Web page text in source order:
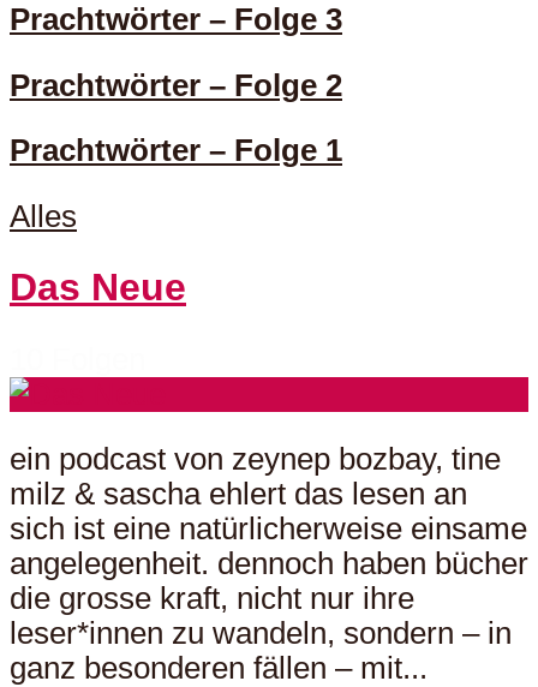
Prachtwörter – Folge 3
Prachtwörter – Folge 2
Prachtwörter – Folge 1
Alles
Das Neue
ein podcast von zeynep bozbay, tine
milz & sascha ehlert das lesen an
sich ist eine natürlicherweise einsame
angelegenheit. dennoch haben bücher
die grosse kraft, nicht nur ihre
leser*innen zu wandeln, sondern – in
ganz besonderen fällen – mit...